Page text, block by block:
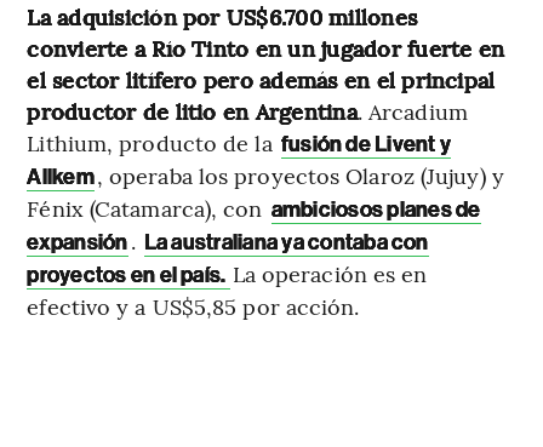
La adquisición por US$6.700 millones
convierte a Río Tinto en un jugador fuerte en
el sector litífero pero además en el principal
productor de litio en Argentina. Arcadium
Lithium, producto de la fusión de Livent y
Allkem, operaba los proyectos Olaroz (Jujuy) y
Fénix (Catamarca), con ambiciosos planes de
expansión. La australiana ya contaba con
proyectos en el país. La operación es en
efectivo y a US$5,85 por acción.